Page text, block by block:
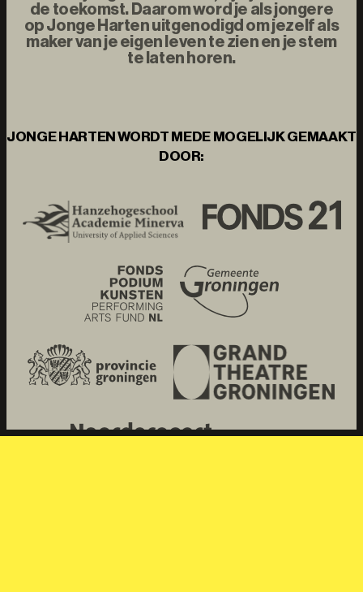
de toekomst. Daarom word je als jongere
op Jonge Harten uitgenodigd om jezelf als
maker van je eigen leven te zien en je stem
te laten horen.
JONGE HARTEN WORDT MEDE MOGELIJK GEMAAKT
DOOR: